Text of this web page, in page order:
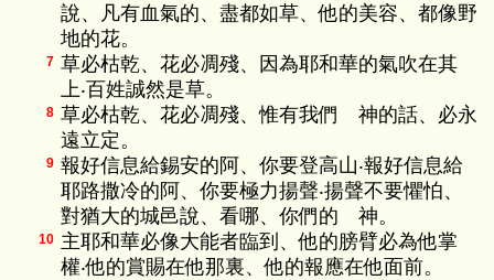
說、凡有血氣的、盡都如草、他的美容、都像野
地的花。
7 草必枯乾、花必凋殘、因為耶和華的氣吹在其
上‧百姓誠然是草。
8 草必枯乾、花必凋殘、惟有我們 神的話、必永
遠立定。
9 報好信息給錫安的阿、你要登高山‧報好信息給
耶路撒冷的阿、你要極力揚聲‧揚聲不要懼怕、
對猶大的城邑說、看哪、你們的 神。
10 主耶和華必像大能者臨到、他的膀臂必為他掌
權‧他的賞賜在他那裏、他的報應在他面前。